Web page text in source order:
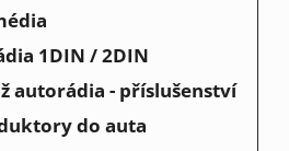
1DIN / 2DIN
autorádia - příslušenství
do auta